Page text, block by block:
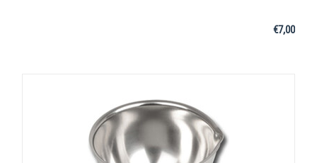
€7,00